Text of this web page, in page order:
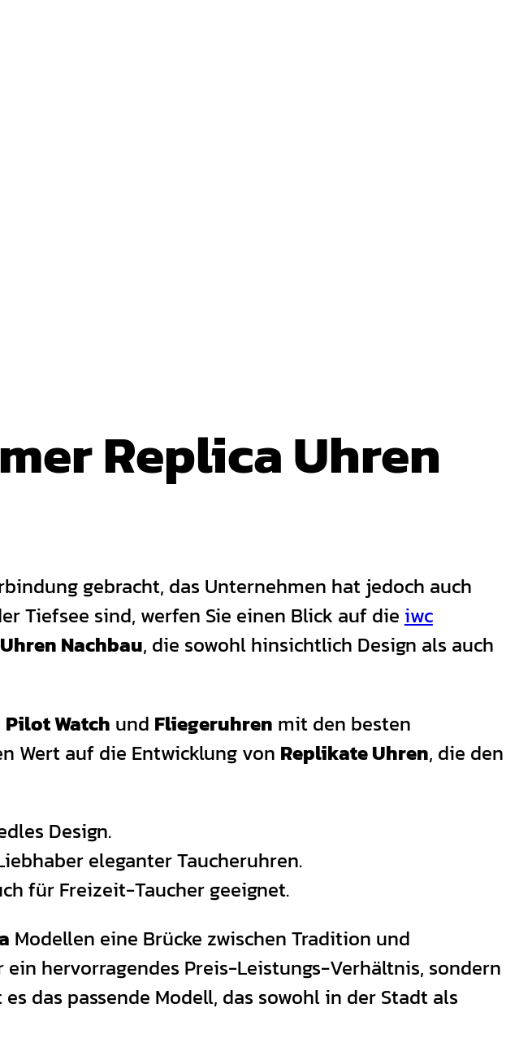
Replica Uhren
gebracht, das Unternehmen hat jedoch auch
Tiefsee sind, werfen Sie einen Blick auf die iwc
Uhren Nachbau, die sowohl hinsichtlich Design als auch
Pilot Watch und Fliegeruhren mit den besten
Wert auf die Entwicklung von Replikate Uhren, die den
Design.
eleganter Taucheruhren.
für Freizeit-Taucher geeignet.
Modellen eine Brücke zwischen Tradition und
hervorragendes Preis-Leistungs-Verhältnis, sondern
das passende Modell, das sowohl in der Stadt als